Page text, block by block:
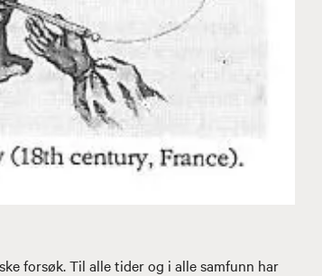
forsøk. Til alle tider og i alle samfunn har